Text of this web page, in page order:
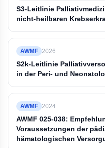
S3-Leitlinie
nicht-heilbaren
AWMF 2026
S2k-Leitlinie
in der Peri- und
AWMF 2024
AWMF 025-038:
Voraussetzungen der
hämatologischen